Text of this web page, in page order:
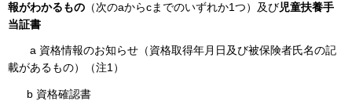
報がわかるもの （次のaからcまでのいずれか1つ）及び児童扶養手
当証書
a 資格情報のお知らせ（資格取得年月日及び被保険者氏名の記
載があるもの）（注1）
b 資格確認書